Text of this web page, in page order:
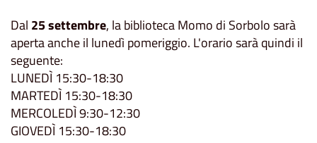
Dal 25 settembre, la biblioteca Momo di Sorbolo sarà
aperta anche il lunedì pomeriggio. L'orario sarà quindi il
seguente:
LUNEDÌ 15:30-18:30
MARTEDÌ 15:30-18:30
MERCOLEDÌ 9:30-12:30
GIOVEDÌ 15:30-18:30